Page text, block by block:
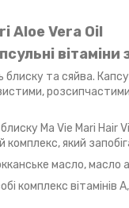
Aloe Vera Oil
та сяйва.
Ma Vie Mari Hair
який
масло, масло
комплекс